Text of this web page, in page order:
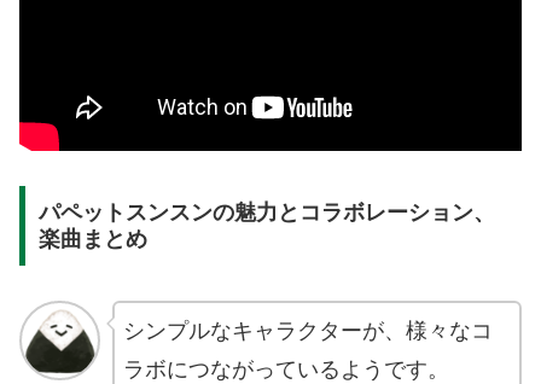
パペットスンスンの魅力とコラボレーション、
楽曲まとめ
シンプルなキャラクターが、様々なコ
ラボにつながっているようです。